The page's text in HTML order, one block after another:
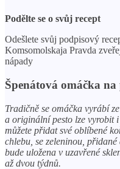
Podělte se o svůj recept
Odešlete svůj podpisový
Komsomolskaja Pravda
nápady
Špenátová omáčka na
Tradičně se omáčka vyrábí
a originální pesto lze vyrobit
můžete přidat své oblíbené
chlebu, se zeleninou,
bude uložena v uzavřené
až dvou týdnů.